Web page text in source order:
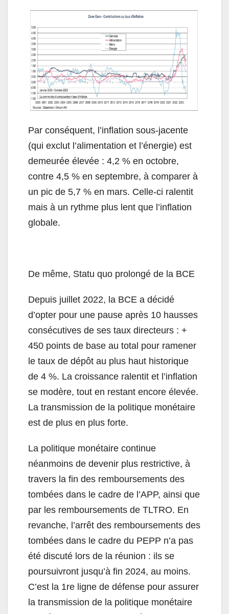
Par conséquent, l’inflation sous-jacente
(qui exclut l’alimentation et l’énergie) est
demeurée élevée : 4,2 % en octobre,
contre 4,5 % en septembre, à comparer à
un pic de 5,7 % en mars. Celle-ci ralentit
mais à un rythme plus lent que l’inflation
globale.
De même, Statu quo prolongé de la BCE
Depuis juillet 2022, la BCE a décidé
d’opter pour une pause après 10 hausses
consécutives de ses taux directeurs : +
450 points de base au total pour ramener
le taux de dépôt au plus haut historique
de 4 %. La croissance ralentit et l’inflation
se modère, tout en restant encore élevée.
La transmission de la politique monétaire
est de plus en plus forte.
La politique monétaire continue
néanmoins de devenir plus restrictive, à
travers la fin des remboursements des
tombées dans le cadre de l’APP, ainsi que
par les remboursements de TLTRO. En
revanche, l’arrêt des remboursements des
tombées dans le cadre du PEPP n’a pas
été discuté lors de la réunion : ils se
poursuivront jusqu’à fin 2024, au moins.
C’est la 1re ligne de défense pour assurer
la transmission de la politique monétaire